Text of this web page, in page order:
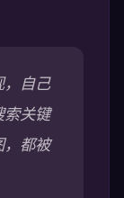
，自己
索关键
，都被